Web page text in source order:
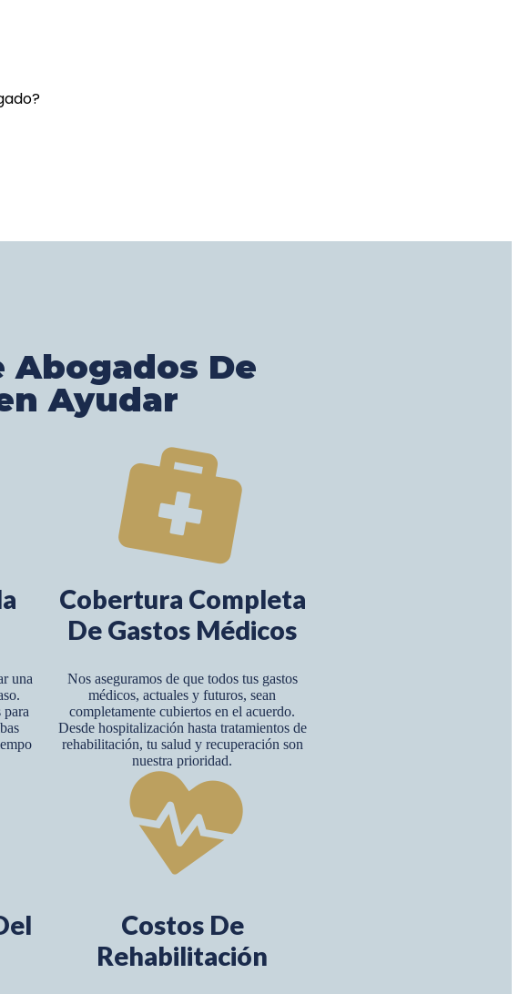
Abogados De
Ayudar
una
para
Cobertura Completa
De Gastos Médicos
Nos aseguramos de que todos tus gastos
médicos, actuales y futuros, sean
completamente cubiertos en el acuerdo.
Desde hospitalización hasta tratamientos de
rehabilitación, tu salud y recuperación son
nuestra prioridad.
Costos De
Rehabilitación